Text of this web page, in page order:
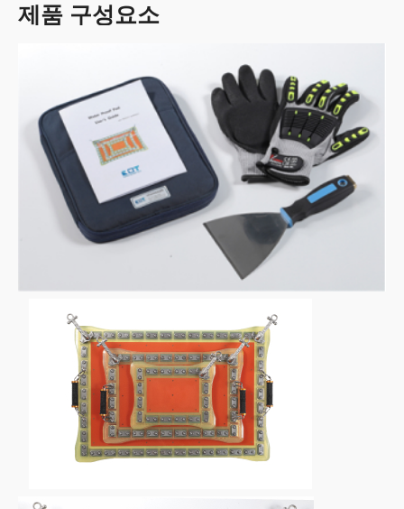
제품 구성요소